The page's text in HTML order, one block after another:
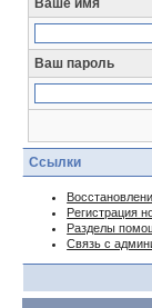
Ваше имя
Ваш пароль
Ссылки
Регистрация
Разделы
Связь с